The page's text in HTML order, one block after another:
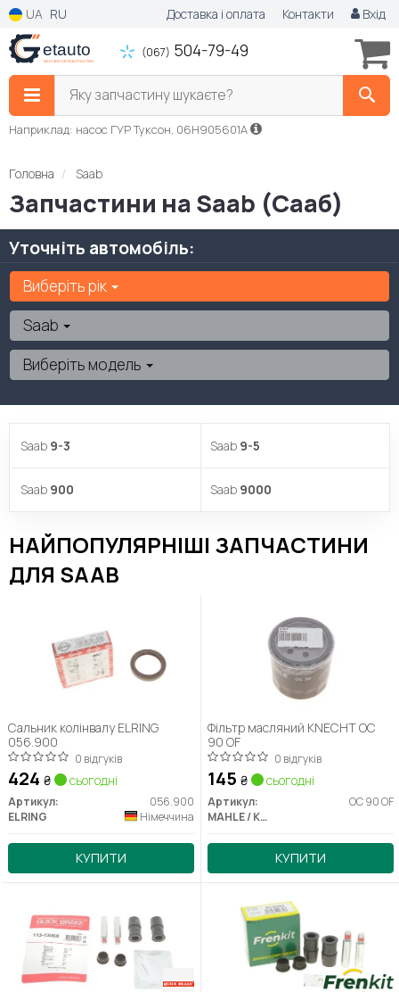
UA RU Доставка і оплата Контакти Вхід
(067) 504-79-49
Яку запчастину шукаєте?
Наприклад: насос ГУР Туксон, 06H905601A
Головна Saab
Запчастини на Saab (Сааб)
Уточніть автомобіль:
Виберіть рік
Saab
Виберіть модель
Saab 9-3 Saab 9-5
Saab 900 Saab 9000
НАЙПОПУЛЯРНІШІ ЗАПЧАСТИНИ
ДЛЯ SAAB
Сальник колінвалу ELRING
056.900
0 відгуків
424 ₴ сьогодні
Артикул:
056.900
ELRING
Німеччина
КУПИТИ
Фільтр масляний KNECHT OC
90 OF
0 відгуків
145 ₴ сьогодні
Артикул:
OC 90 OF
MAHLE / KNECHT
КУПИТИ